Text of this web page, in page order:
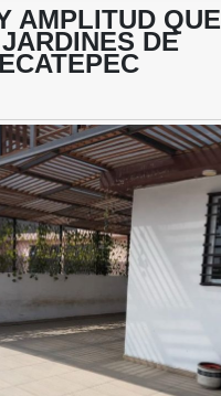
AMPLITUD QUE
DE